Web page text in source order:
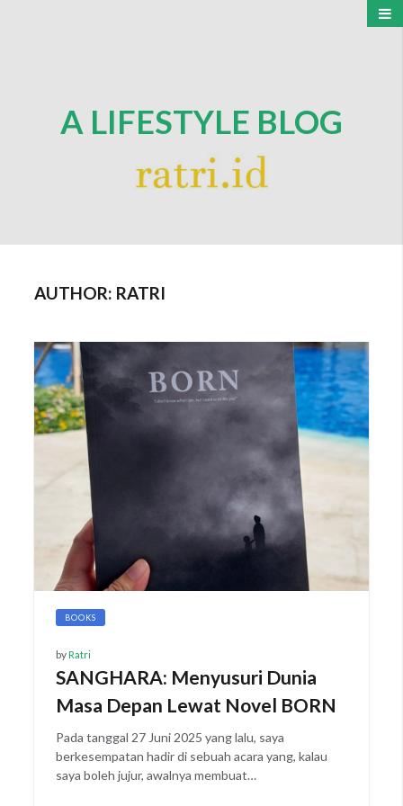
A LIFESTYLE BLOG
AUTHOR: RATRI
BOOKS
byRatri
SANGHARA: Menyusuri Dunia
Masa Depan Lewat Novel BORN
Pada tanggal 27 Juni 2025 yang lalu, saya
berkesempatan hadir di sebuah acara yang, kalau
saya boleh jujur, awalnya membuat…